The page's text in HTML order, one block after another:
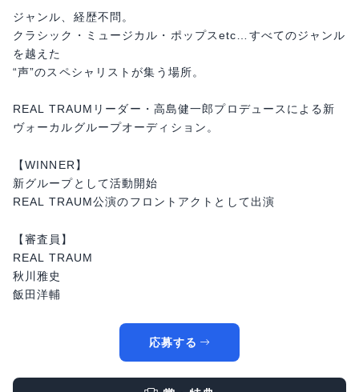
ジャンル、経歴不問。
クラシック・ミュージカル・ポップスetc…すべてのジャンル
を越えた
“声”のスペシャリストが集う場所。
REAL TRAUMリーダー・⾼島健⼀郎プロデュースによる新
ヴォーカルグループオーディション。
【WINNER】
新グループとして活動開始
REAL TRAUM公演のフロントアクトとして出演
【審査員】
REAL TRAUM
秋川雅史
飯田洋輔
応募する